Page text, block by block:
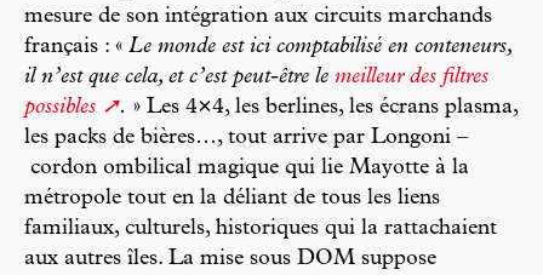
mesure de son intégration aux circuits marchands
français : « Le monde est ici comptabilisé en conteneurs,
il n’est que cela, et c’est peut-être le meilleur des filtres
possibles
. » Les 4×4, les berlines, les écrans plasma,
les packs de bières…, tout arrive par Longoni –
cordon ombilical magique qui lie Mayotte à la
métropole tout en la déliant de tous les liens
familiaux, culturels, historiques qui la rattachaient
aux autres îles. La mise sous DOM suppose